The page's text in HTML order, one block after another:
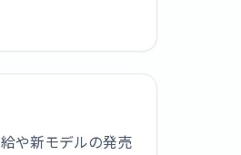
や新モデルの発売